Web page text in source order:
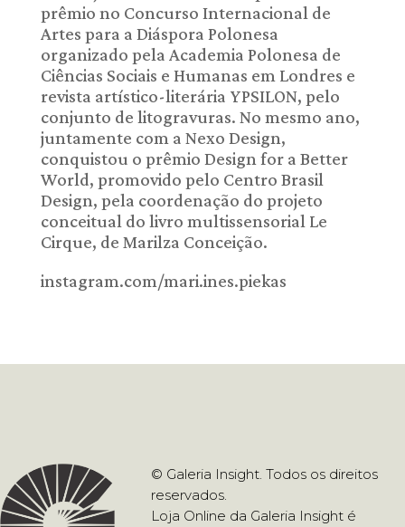
prêmio no Concurso Internacional de
Artes para a Diáspora Polonesa
organizado pela Academia Polonesa de
Ciências Sociais e Humanas em Londres e
revista artístico-literária YPSILON, pelo
conjunto de litogravuras. No mesmo ano,
juntamente com a Nexo Design,
conquistou o prêmio Design for a Better
World, promovido pelo Centro Brasil
Design, pela coordenação do projeto
conceitual do livro multissensorial Le
Cirque, de Marilza Conceição.
instagram.com/mari.ines.piekas
© Galeria Insight. Todos os direitos
reservados.
Loja Online da Galeria Insight é